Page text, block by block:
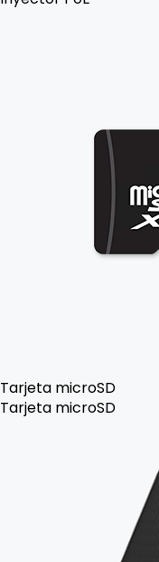
Tarjeta microSD
Tarjeta microSD